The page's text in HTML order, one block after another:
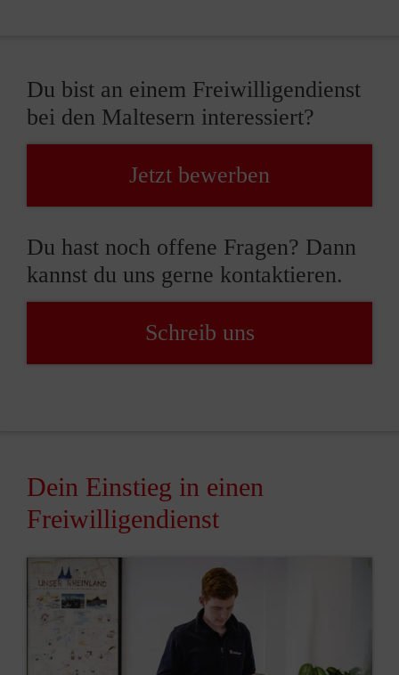
Du bist an einem Freiwilligendienst
bei den Maltesern interessiert?
Jetzt bewerben
Du hast noch offene Fragen? Dann
kannst du uns gerne kontaktieren.
Schreib uns
Dein Einstieg in einen
Freiwilligendienst